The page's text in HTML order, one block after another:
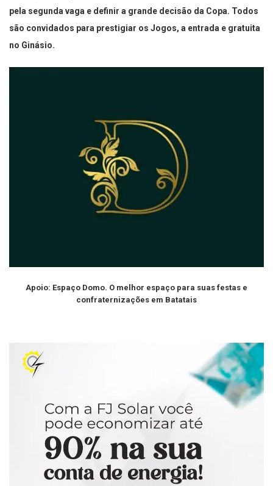
pela segunda vaga e definir a grande decisão da Copa. Todos
são convidados para prestigiar os Jogos, a entrada e gratuita
no Ginásio.
Apoio: Espaço Domo. O melhor espaço para suas festas e
confraternizações em Batatais